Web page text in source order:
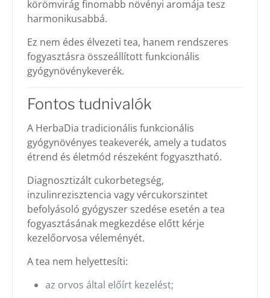
körömvirág finomabb növényi aromája tesz
harmonikusabbá.
Ez nem édes élvezeti tea, hanem rendszeres
fogyasztásra összeállított funkcionális
gyógynövénykeverék.
Fontos tudnivalók
A HerbaDia tradicionális funkcionális
gyógynövényes teakeverék, amely a tudatos
étrend és életmód részeként fogyasztható.
Diagnosztizált cukorbetegség,
inzulinrezisztencia vagy vércukorszintet
befolyásoló gyógyszer szedése esetén a tea
fogyasztásának megkezdése előtt kérje
kezelőorvosa véleményét.
A tea nem helyettesíti:
az orvos által előírt kezelést;